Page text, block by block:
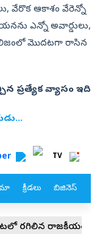
వేరొక ఆకాశం వేరెన్నో
ఎన్నో అవార్డులు,
మొదటగా రాసిన
ప్రత్యేక వ్యాసం ఇది